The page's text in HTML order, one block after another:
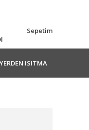
Sepetim
YERDEN ISITMA